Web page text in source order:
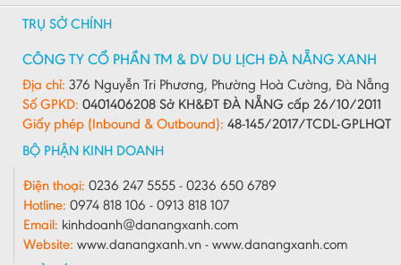
Thái Nguyên
Thừa Thiên - Huế
Thanh Hóa
Tiền Giang
Trà Vinh
Tuyên Quang
Vĩnh Long
Vĩnh Phúc
TRỤ SỞ CHÍNH
CÔNG TY CỔ PHẦN TM & DV DU LỊCH ĐÀ NẴNG XANH
Địa chỉ: 376 Nguyễn Tri Phương, Phường Hoà Cường, Đà Nẵng
Số GPKD: 0401406208 Sở KH&ĐT ĐÀ NẴNG cấp 26/10/2011
Giấy phép (Inbound & Outbound): 48-145/2017/TCDL-GPLHQT
BỘ PHẬN KINH DOANH
Điện thoại: 0236 247 5555 - 0236 650 6789
Hotline: 0974 818 106 - 0913 818 107
Email: kinhdoanh@danangxanh.com
Website: www.danangxanh.vn - www.danangxanh.com